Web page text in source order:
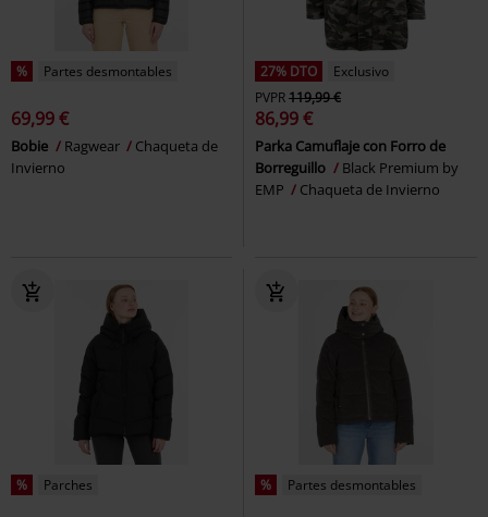
% Partes desmontables
69,99 €
Bobie Ragwear
Chaqueta de
Invierno
27% DTO
Exclusivo
PVPR119,99 €
86,99 €
Parka Camuflaje con Forro de
Borreguillo
Black Premium by
EMP
Chaqueta de Invierno
% Parches % Partes desmontables